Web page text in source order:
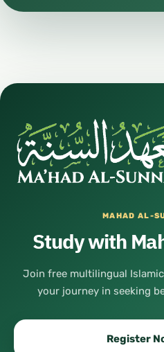
MAHAD AL-
Study with
Join free multilingual
your journey in seeking
Register